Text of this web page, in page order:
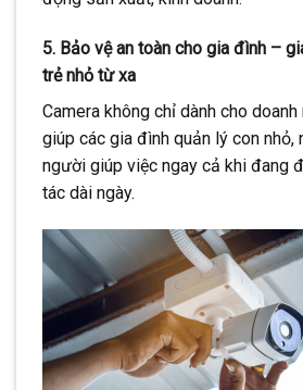
5. Bảo vệ an toàn cho gia đình –
trẻ nhỏ từ xa
Camera không chỉ dành cho
giúp các gia đình quản lý con nhỏ,
người giúp việc ngay cả khi đang
tác dài ngày.